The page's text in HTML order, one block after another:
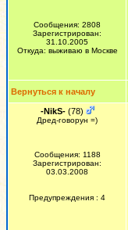
Сообщения: 2808
Зарегистрирован:
31.10.2005
Откуда: выживаю в Москве
Вернуться к началу
-NikS-(78)
Дред-говорун =)
Сообщения: 1188
Зарегистрирован:
03.03.2008
Предупреждения : 4